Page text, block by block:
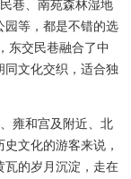
巷、南苑森林湿地
园等，都是不错的选
东交民巷融合了中
文化交织，适合独
雍和宫及附近、北
文化的游客来说，
瓦的岁月沉淀，走在